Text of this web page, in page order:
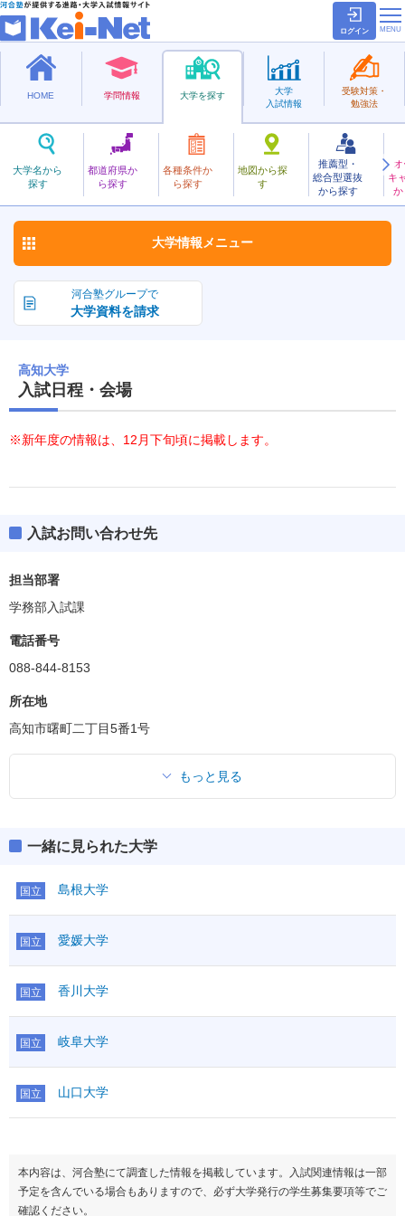
ログイン
HOME 学問情報 大学を探す
大学名から
探す
都道府県か
ら探す
各種条件か
ら探す
地図から探
す
推薦型・
総合型選抜
から探す
キ
か
大学
入試情報
受験対策・
勉強法
国立
こうち
高知大学 お気に入り
河合塾グループで
大学資料を請求
大学情報 メニュー
高知大学
入試日程・会場
※新年度の情報は、12月下旬頃に掲載します。
入試お問い合わせ先
担当部署
学務部入試課
電話番号
088-844-8153
所在地
高知市曙町二丁目5番1号
もっと見る
一緒に見られた大学
国立 島根大学
国立 愛媛大学
国立 香川大学
国立 岐阜大学
国立 山口大学
本内容は、河合塾にて調査した情報を掲載しています。入試関連情報は一部
予定を含んでいる場合もありますので、必ず大学発行の学生募集要項等でご
確認ください。